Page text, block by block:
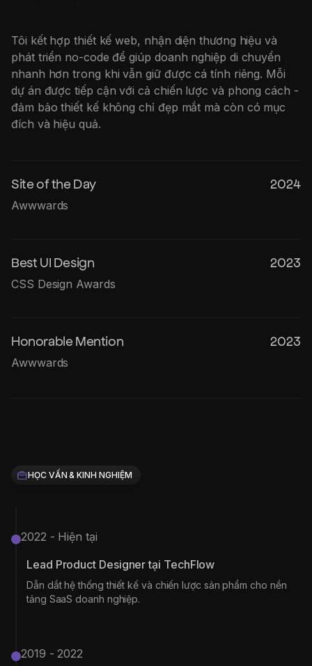
Tôi kết hợp thiết kế web, nhận diện thương hiệu và
phát triển no-code để giúp doanh nghiệp di chuyển
nhanh hơn trong khi vẫn giữ được cá tính riêng. Mỗi
dự án được tiếp cận với cả chiến lược và phong cách -
đảm bảo thiết kế không chỉ đẹp mắt mà còn có mục
đích và hiệu quả.
Site of the Day
Awwwards
2024
Best UI Design
CSS Design Awards
2023
Honorable Mention
Awwwards
2023
HỌC VẤN & KINH NGHIỆM
2022 - Hiện tại
Lead Product Designer tại TechFlow
Dẫn dắt hệ thống thiết kế và chiến lược sản phẩm cho nền
tảng SaaS doanh nghiệp.
2019 - 2022